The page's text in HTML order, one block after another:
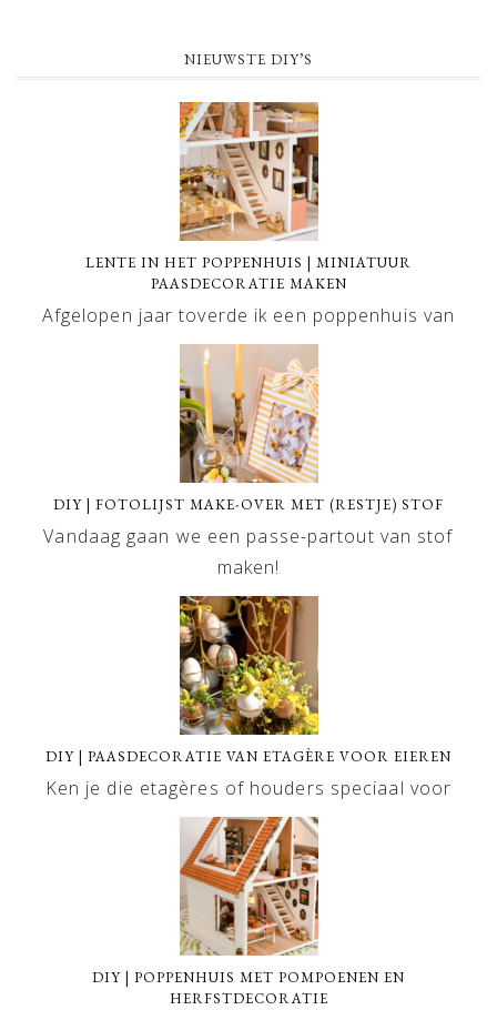
NIEUWSTE DIY’S
LENTE IN HET POPPENHUIS | MINIATUUR
PAASDECORATIE MAKEN
Afgelopen jaar toverde ik een poppenhuis van
DIY | FOTOLIJST MAKE-OVER MET (RESTJE) STOF
Vandaag gaan we een passe-partout van stof
maken!
DIY | PAASDECORATIE VAN ETAGÈRE VOOR EIEREN
Ken je die etagères of houders speciaal voor
DIY | POPPENHUIS MET POMPOENEN EN
HERFSTDECORATIE